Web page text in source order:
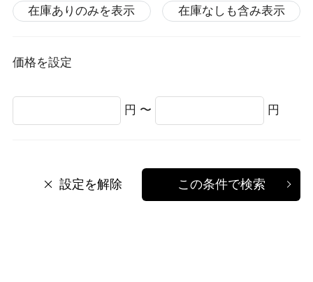
在庫ありのみを表示 在庫なしも含み表示
価格を設定
円 〜 円
設定を解除 この条件で検索